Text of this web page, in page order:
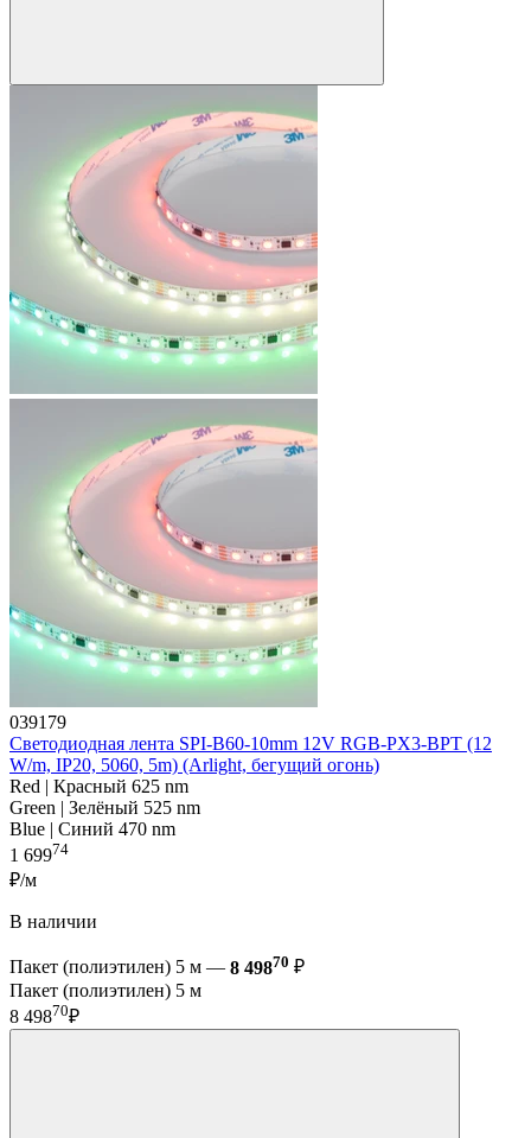
039179
Светодиодная лента SPI-B60-10mm 12V RGB-PX3-BPT (12
W/m, IP20, 5060, 5m) (Arlight, бегущий огонь)
Red | Красный 625 nm
Green | Зелёный 525 nm
Blue | Синий 470 nm
1 69974
₽/м
В наличии
Пакет (полиэтилен) 5 м — 8 49870 ₽
Пакет (полиэтилен) 5 м
8 49870₽